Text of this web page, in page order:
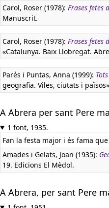
Carol, Roser (1978): Frases fetes
Manuscrit.
Carol, Roser (1978): Frases fetes
«Catalunya. Baix Llobregat.
Parés i Puntas, Anna (1999):
geografia. Viles, ciutats i
A Abrera per sant Pere
1 font, 1935.
Fan la festa major i és fama
Amades i Gelats, Joan (1935):
19. Edicions El Mèdol.
A Abrera, per sant Pere